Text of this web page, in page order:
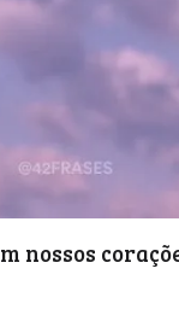
nossos